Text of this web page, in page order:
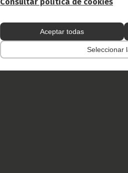
Aceptar todas
Seleccionar